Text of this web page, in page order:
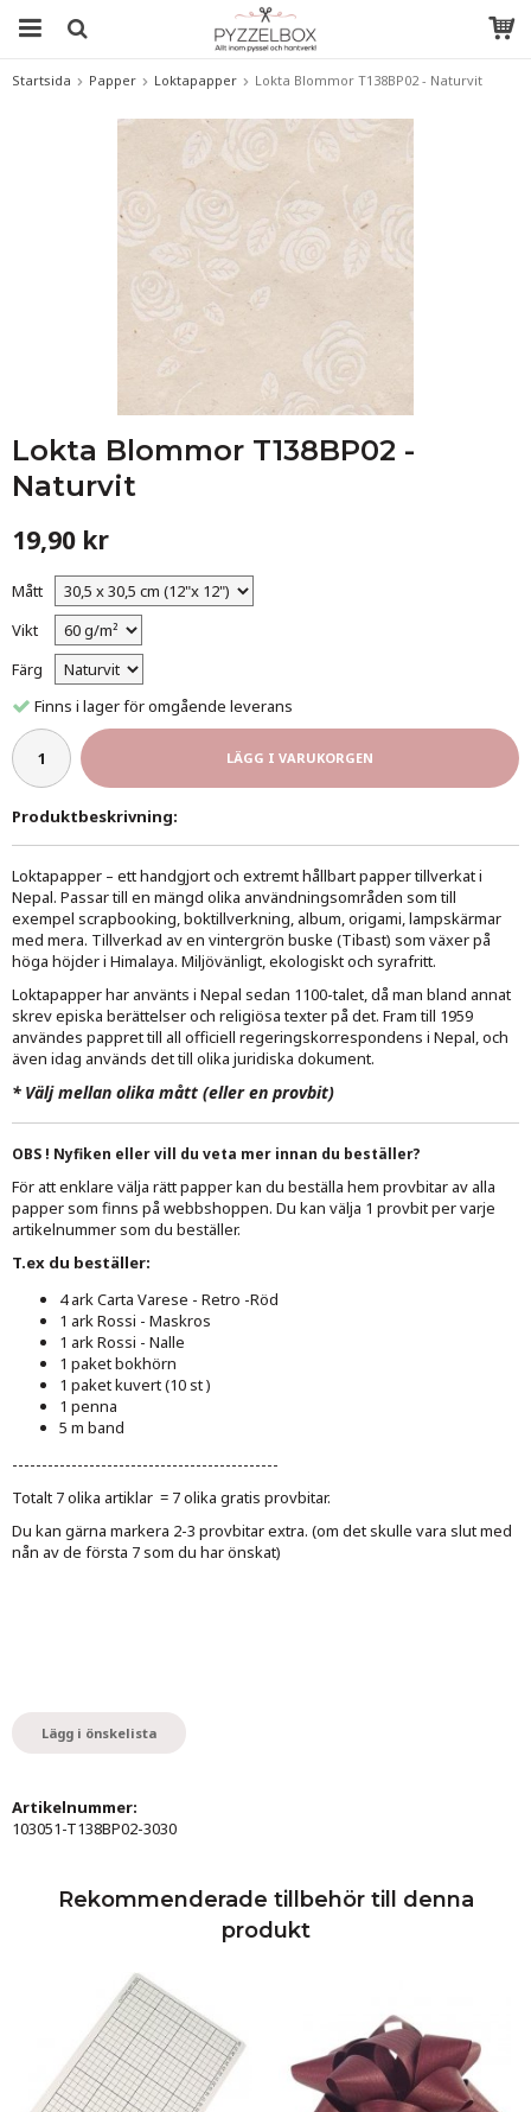
Startsida Papper Loktapapper Lokta Blommor T138BP02 - Naturvit
Lokta Blommor T138BP02 -
Naturvit
19,90 kr
Mått
Vikt
Färg
Finns i lager för omgående leverans
LÄGG I VARUKORGEN
Produktbeskrivning:
Loktapapper – ett handgjort och extremt hållbart papper tillverkat i
Nepal. Passar till en mängd olika användningsområden som till
exempel scrapbooking, boktillverkning, album, origami, lampskärmar
med mera. Tillverkad av en vintergrön buske (Tibast) som växer på
höga höjder i Himalaya. Miljövänligt, ekologiskt och syrafritt.
Loktapapper har använts i Nepal sedan 1100-talet, då man bland annat
skrev episka berättelser och religiösa texter på det. Fram till 1959
användes pappret till all officiell regeringskorrespondens i Nepal, och
även idag används det till olika juridiska dokument.
* Välj mellan olika mått (eller en provbit)
OBS ! Nyfiken eller vill du veta mer innan du beställer?
För att enklare välja rätt papper kan du beställa hem provbitar av alla
papper som finns på webbshoppen. Du kan välja 1 provbit per varje
artikelnummer som du beställer.
T.ex du beställer:
4 ark Carta Varese - Retro -Röd
1 ark Rossi - Maskros
1 ark Rossi - Nalle
1 paket bokhörn
1 paket kuvert (10 st )
1 penna
5 m band
---------------------------------------------
Totalt 7 olika artiklar = 7 olika gratis provbitar.
Du kan gärna markera 2-3 provbitar extra. (om det skulle vara slut med
nån av de första 7 som du har önskat)
Lägg i önskelista
Artikelnummer:
103051-T138BP02-3030
Rekommenderade tillbehör till denna
produkt